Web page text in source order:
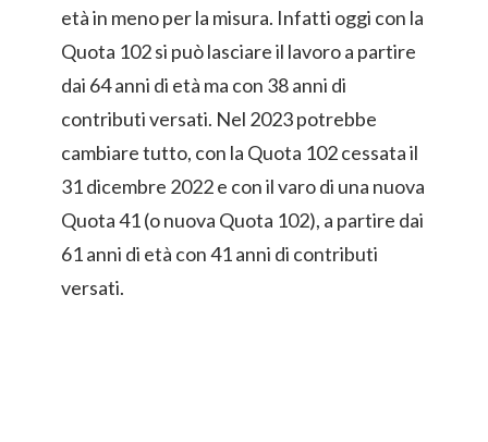
età in meno per la misura. Infatti oggi con la
Quota 102 si può lasciare il lavoro a partire
dai 64 anni di età ma con 38 anni di
contributi versati. Nel 2023 potrebbe
cambiare tutto, con la Quota 102 cessata il
31 dicembre 2022 e con il varo di una nuova
Quota 41 (o nuova Quota 102), a partire dai
61 anni di età con 41 anni di contributi
versati.